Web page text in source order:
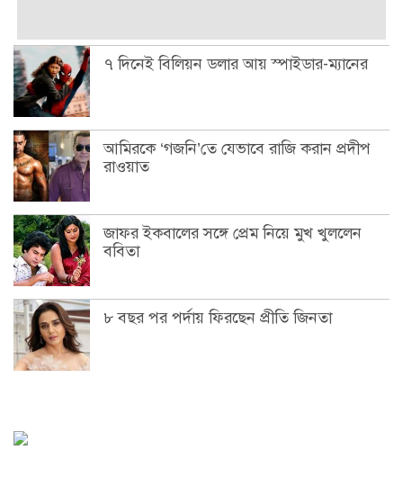
৭ দিনেই বিলিয়ন ডলার আয় স্পাইডার-ম্যানের
আমিরকে ‘গজনি’তে যেভাবে রাজি করান প্রদীপ
রাওয়াত
জাফর ইকবালের সঙ্গে প্রেম নিয়ে মুখ খুললেন
ববিতা
৮ বছর পর পর্দায় ফিরছেন প্রীতি জিনতা